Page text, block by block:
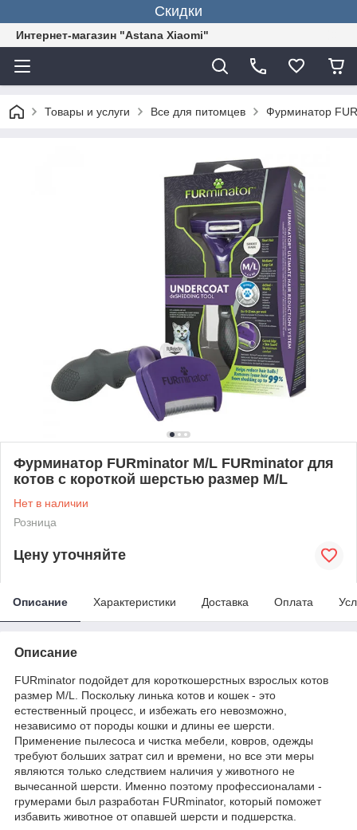
Скидки
Интернет-магазин "Astana Xiaomi"
Товары и услуги Все для питомцев Фурминатор
Фурминатор FURminator M/L FURminator для
котов с короткой шерстью размер M/L
Нет в наличии
Розница
Цену уточняйте
Описание Характеристики Доставка Оплата
Описание
FURminator подойдет для короткошерстных взрослых котов
размер M/L. Поскольку линька котов и кошек - это
естественный процесс, и избежать его невозможно,
независимо от породы кошки и длины ее шерсти.
Применение пылесоса и чистка мебели, ковров, одежды
требуют больших затрат сил и времени, но все эти меры
являются только следствием наличия у животного не
вычесанной шерсти. Именно поэтому профессионалами -
грумерами был разработан FURminator, который поможет
избавить животное от опавшей шерсти и подшерстка.